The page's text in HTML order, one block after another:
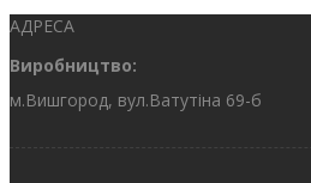
АДРЕСА
Виробництво:
м.Вишгород, вул.Ватутіна 69-б